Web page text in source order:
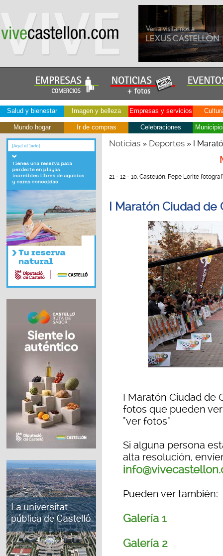
Salud y bienestar Imagen y belleza Empresas y servicios
Mundo hogar Ir de compras Celebraciones
Noticias» Deportes» I
21 - 12 - 10, Castellón. Pepe Lorite
I Maratón Ciudad
I Maratón Ciudad de
fotos que pueden
"ver fotos"
Si alguna persona
alta resolución,
Pueden ver también:
Galería 1
Galería 2